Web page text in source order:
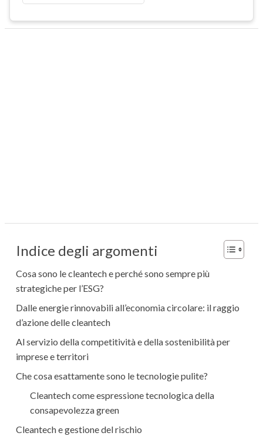
Indice degli argomenti
Cosa sono le cleantech e perché sono sempre più
strategiche per l’ESG?
Dalle energie rinnovabili all’economia circolare: il raggio
d’azione delle cleantech
Al servizio della competitività e della sostenibilità per
imprese e territori
Che cosa esattamente sono le tecnologie pulite?
Cleantech come espressione tecnologica della
consapevolezza green
Cleantech e gestione del rischio